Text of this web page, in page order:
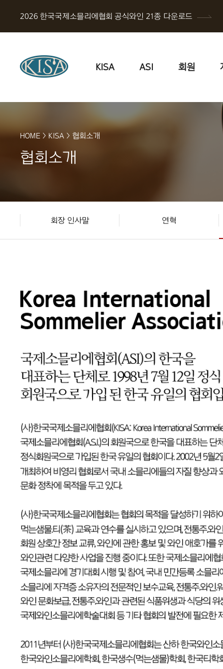
2026 한국국제소믈리에협회 공식와인 21종 다운로드
KISA ASI 회원
HOME > KISA > 협회소개
협회소개
회장 인사말 연혁